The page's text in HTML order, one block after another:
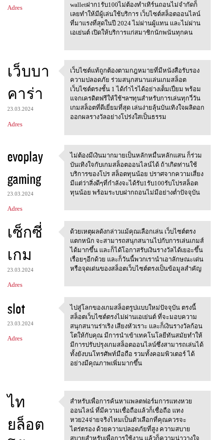
Adres
walletฝาก1รับ100ไม่ต้องทำเทิร์นถอนไม่จำกัดก็
เลยทำให้มีผู้เล่นใช้บริการ เว็บไซต์สล็อตออนไลน์
ที่มาแรงที่สุดในปี 2024 ไม่ผ่านผู้แทน และไม่ผ่าน
เอเย่นต์ เปิดให้บริการแก่สมาชิกนักพนันทุกคน
เว็บบา
คาร่า
23.03.2024
Adres
เว็บไซต์แท้ถูกต้องตามกฎหมายที
เว็บไซต์แท้ถูกต้องตามกฎหมายที่มีหนังสือรับรอง
ความปลอดภัย ร่วมสนุกสนานเล่นเกมสล็อต
เว็บไซต์ตรงชั้น 1 ได้กำไรได้อย่างเต็มเปี่ยม พร้อม
แจกเครดิตฟรีให้ใช้ฯลฯทุนสำหรับการเล่นทุกวี่วัน
เกมสล็อตที่ดีเยี่ยมที่สุด เล่นง่ายลุ้นบันเทิงใจผลิดอก
ออกผลรางวัลอย่างโปร่งใสเป็นธรรม
evoplay
gaming
23.03.2024
Adres
ไม่ต้องมีเงินมากมายเป็นหลักหม
ไม่ต้องมีเงินมากมายเป็นหลักหมื่นหลักแสน ก็ร่วม
บันเทิงใจกับเกมสล็อตออนไลน์ได้ ถ้าเกิดท่านใช้
บริการของโปร สล็อตทุนน้อย ปราศจากความเสี่ยง
มีแต่ว่าสิ่งดีๆที่กำลังจะได้รับ1รับ100รับโปรสล็อต
ทุนน้อย พร้อมระบบฝากถอนไม่มีอย่างต่ำปัจจุบัน
เซ็กซี่
เกม
23.03.2024
Adres
ด้วยเหตุผลดังกล่าวแม้คุณเลือก
ด้วยเหตุผลดังกล่าวแม้คุณเลือกเล่น เว็บไซต์ตรง
แตกหนัก จะสามารถสนุกสนานไปกับการเล่นเกมส์
ได้มากขึ้น และก็ได้โอกาสรับเงินรางวัลได้เยอะขึ้น
เรื่อยๆอีกด้วย และก็วันนี้พวกเรานำเอาลักษณะเด่น
หรือจุดเด่นของสล็อตเว็บไซต์ตรงเป็นข้อมูลสำคัญ
slot
23.03.2024
Adres
ไปสู่โลกของเกมสล็อตรูปแบบใหม่
ไปสู่โลกของเกมสล็อตรูปแบบใหม่ปัจจุบัน ตรงนี้
สล็อตเว็บไซต์ตรงไม่ผ่านเอเย่นต์ ที่จะมอบความ
สนุกสนานร่าเริง เสียงหัวเราะ และก็เงินรางวัลก้อน
โตให้กับคุณ มีการนำเข้าเทคโนโลยีทันสมัยทำให้
มีการปรับปรุงเกมสล็อตออนไลน์ซึ่งสามารถเล่นได้
ทั้งยังบนโทรศัพท์มือถือ รวมทั้งคอมพิวเตอร์ ได้
อย่างมีคุณภาพเพิ่มมากขึ้น
ไท
ยล็อต
สำหรับเพื่อการค้นหาแพลตฟอร์ม
ก
สำหรับเพื่อการค้นหาแพลตฟอร์มการแทงหวย
ออนไลน์ ที่มีความเชื่อถือแล้วก็เชื่อถือ แทง
หวย24จ่ายจริงไหมเป็นตัวเลือกที่คุณควรจะ
ไตร่ตรอง ด้วยความปลอดภัยที่สูง ความสบาย
สบายสำหรับเพื่อการใช้งาน แล้วก็ความน่าวางใจ